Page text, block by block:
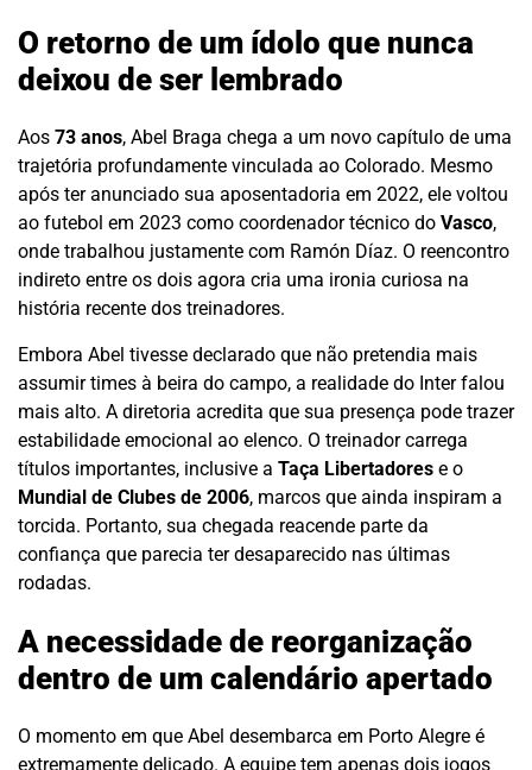
O retorno de um ídolo que nunca
deixou de ser lembrado
Aos 73 anos, Abel Braga chega a um novo capítulo de uma
trajetória profundamente vinculada ao Colorado. Mesmo
após ter anunciado sua aposentadoria em 2022, ele voltou
ao futebol em 2023 como coordenador técnico do Vasco,
onde trabalhou justamente com Ramón Díaz. O reencontro
indireto entre os dois agora cria uma ironia curiosa na
história recente dos treinadores.
Embora Abel tivesse declarado que não pretendia mais
assumir times à beira do campo, a realidade do Inter falou
mais alto. A diretoria acredita que sua presença pode trazer
estabilidade emocional ao elenco. O treinador carrega
títulos importantes, inclusive a Taça Libertadores e o
Mundial de Clubes de 2006, marcos que ainda inspiram a
torcida. Portanto, sua chegada reacende parte da
confiança que parecia ter desaparecido nas últimas
rodadas.
A necessidade de reorganização
dentro de um calendário apertado
O momento em que Abel desembarca em Porto Alegre é
extremamente delicado. A equipe tem apenas dois jogos